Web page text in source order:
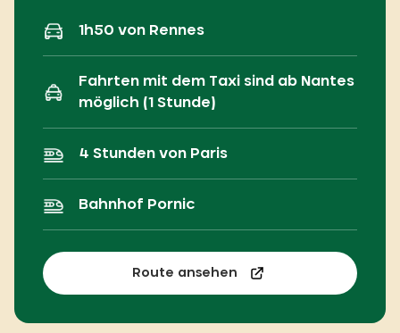
1h50 von Rennes
Fahrten mit dem Taxi sind ab Nantes
möglich (1 Stunde)
4 Stunden von Paris
Bahnhof Pornic
Route ansehen